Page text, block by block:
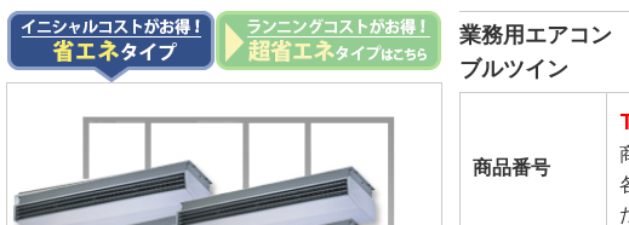
業務用エアコ
ブルツイン
商品番号